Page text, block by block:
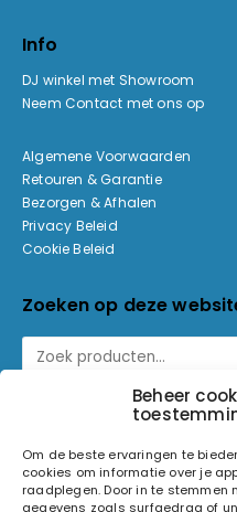
Beheer
Om de beste ervaringen te
cookies om informatie over je
raadplegen. Door in te stemmen
gegevens zoals surfgedrag of
Info
DJ winkel met Showroom
Neem Contact met ons op
Algemene Voorwaarden
Retouren & Garantie
Bezorgen & Afhalen
Privacy Beleid
Cookie Beleid
Zoeken op deze